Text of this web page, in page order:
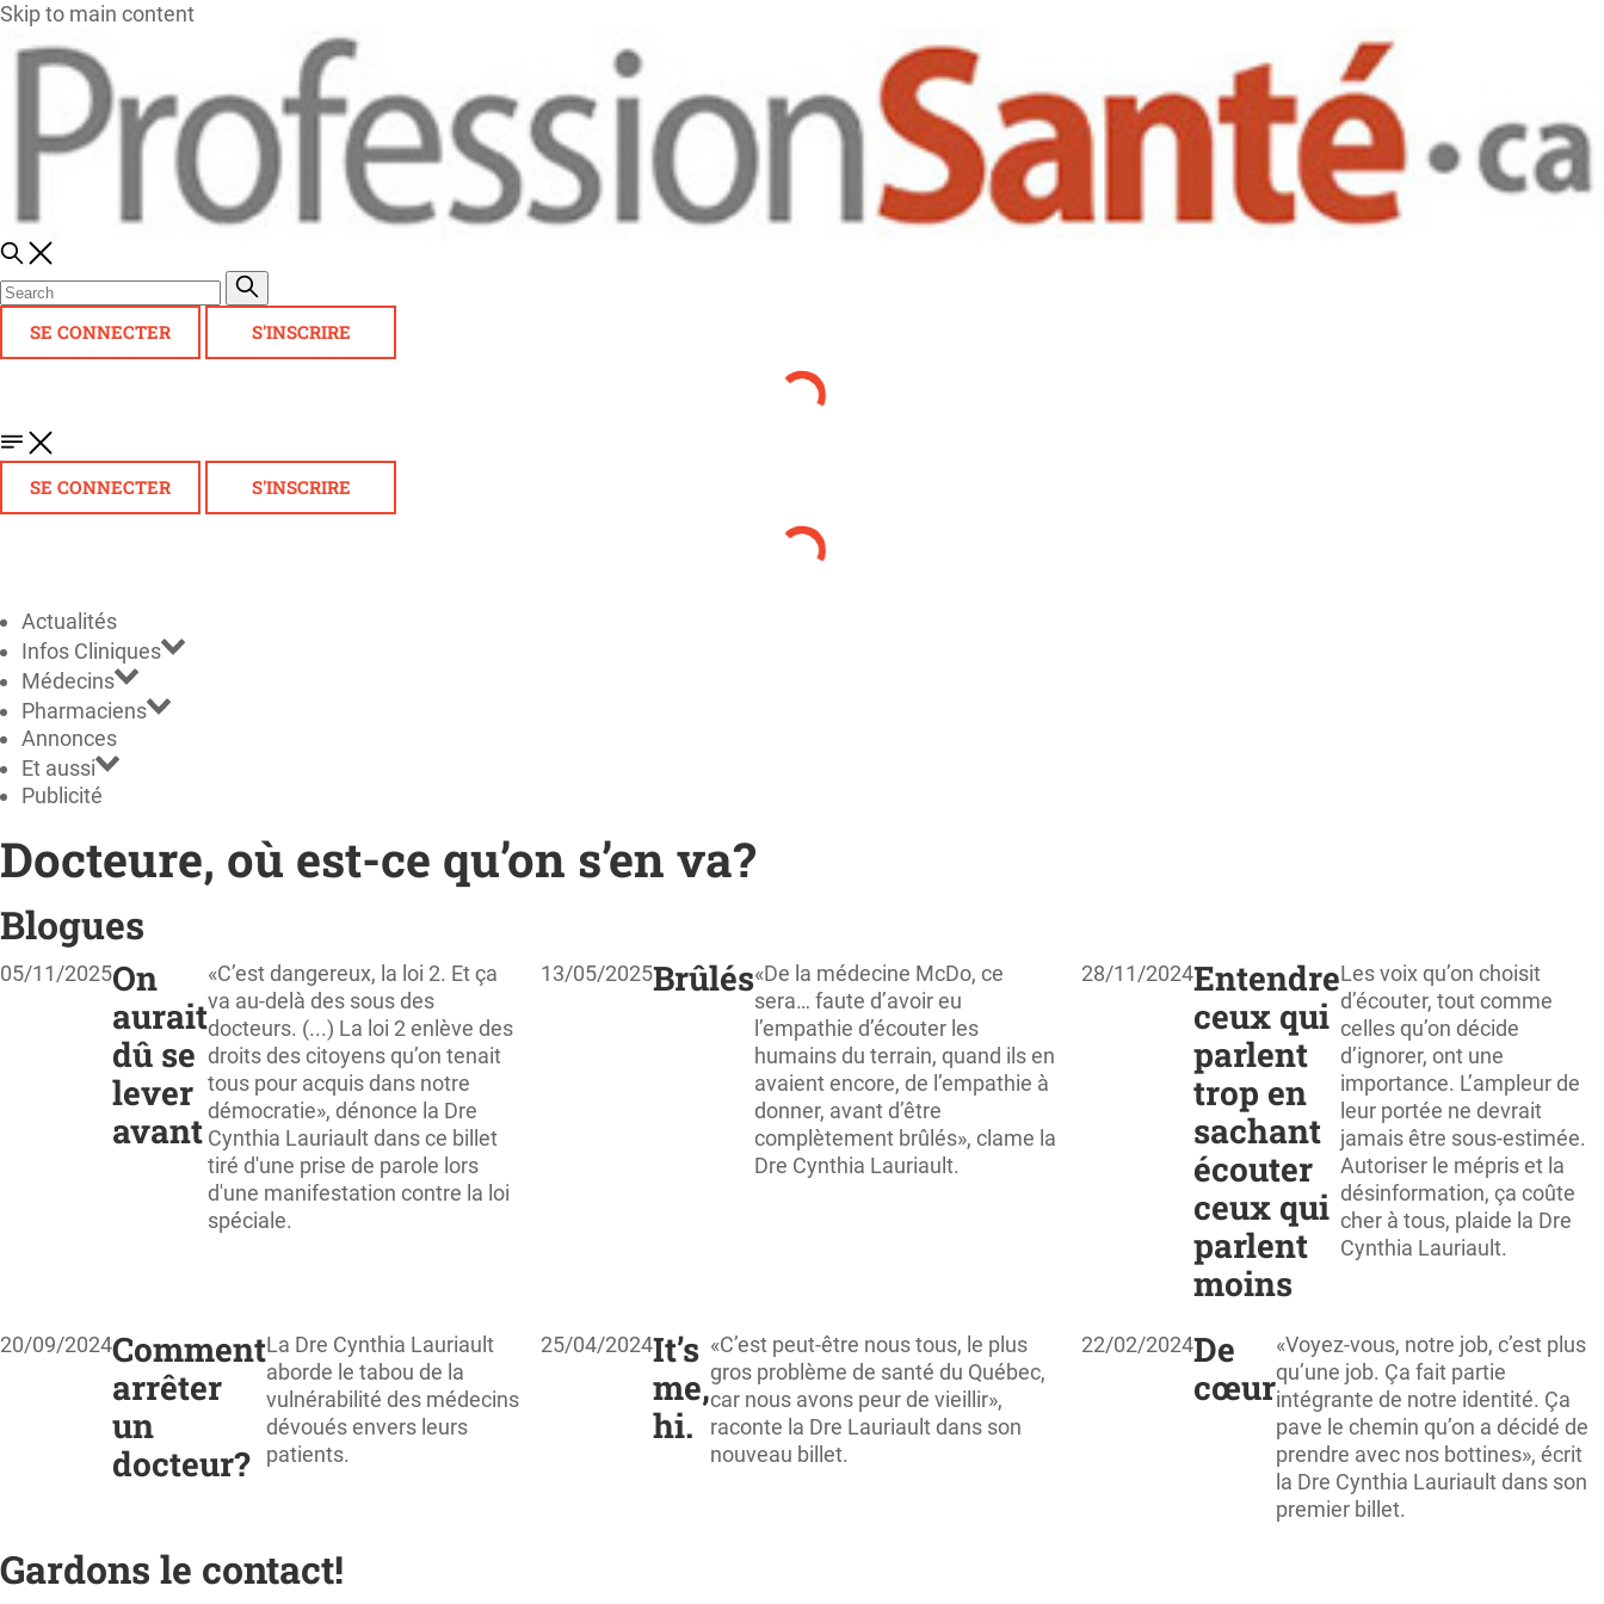
Skip to main content
SE CONNECTER S'INSCRIRE
SE CONNECTER S'INSCRIRE
Actualités
Infos Cliniques
Médecins
Pharmaciens
Annonces
Et aussi
Publicité
Docteure, où est-ce qu’on s’en va?
Blogues
05/11/2025On
aurait
dû se
lever
avant
«C’est dangereux, la loi 2. Et ça
va au-delà des sous des
docteurs. (...) La loi 2 enlève des
droits des citoyens qu’on tenait
tous pour acquis dans notre
démocratie», dénonce la Dre
Cynthia Lauriault dans ce billet
tiré d'une prise de parole lors
d'une manifestation contre la loi
spéciale.
13/05/2025Brûlés«De la médecine McDo, ce
sera… faute d’avoir eu
l’empathie d’écouter les
humains du terrain, quand ils en
avaient encore, de l’empathie à
donner, avant d’être
complètement brûlés», clame la
Dre Cynthia Lauriault.
28/11/2024Entendre
ceux qui
parlent
trop en
sachant
écouter
ceux qui
parlent
moins
Les voix qu’on choisit
d’écouter, tout comme
celles qu’on décide
d’ignorer, ont une
importance. L’ampleur de
leur portée ne devrait
jamais être sous-estimée.
Autoriser le mépris et la
désinformation, ça coûte
cher à tous, plaide la Dre
Cynthia Lauriault.
20/09/2024Comment
arrêter
un
docteur?
La Dre Cynthia Lauriault
aborde le tabou de la
vulnérabilité des médecins
dévoués envers leurs
patients.
25/04/2024It’s
me,
hi.
«C’est peut-être nous tous, le plus
gros problème de santé du Québec,
car nous avons peur de vieillir»,
raconte la Dre Lauriault dans son
nouveau billet.
22/02/2024De
cœur
«Voyez-vous, notre job, c’est plus
qu’une job. Ça fait partie
intégrante de notre identité. Ça
pave le chemin qu’on a décidé de
prendre avec nos bottines», écrit
la Dre Cynthia Lauriault dans son
premier billet.
Gardons le contact!